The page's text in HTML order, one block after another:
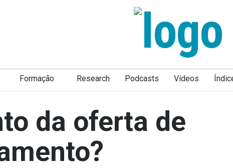
Formação Research Podcasts Vídeos
da oferta de